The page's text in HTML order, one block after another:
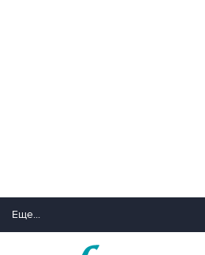
Еще...